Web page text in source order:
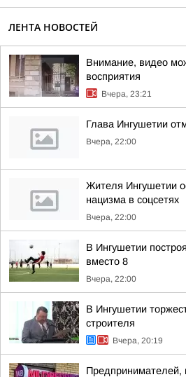
ЛЕНТА НОВОСТЕЙ
Внимание, видео
восприятия
Вчера, 23:21
Глава Ингушетии
Вчера, 22:00
Жителя Ингушетии
нацизма в соцсетях
Вчера, 22:00
В Ингушетии
вместо 8
Вчера, 22:00
В Ингушетии
строителя
Вчера, 20:19
Предпринимателей,